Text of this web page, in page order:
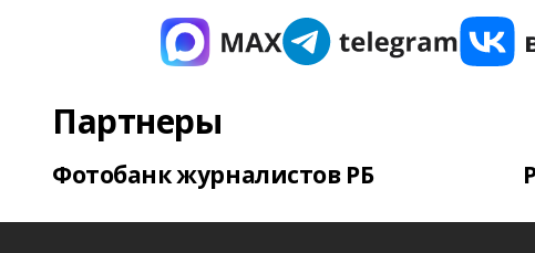
Партнеры
Фотобанк журналистов РБ